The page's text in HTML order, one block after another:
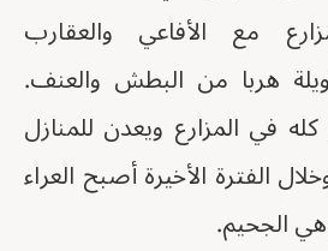
مع الأفاعي والعقارب
هربا من البطش والعنف.
في المزارع ويعدن للمنازل
الفترة الأخيرة أصبح العراء
الجحيم.